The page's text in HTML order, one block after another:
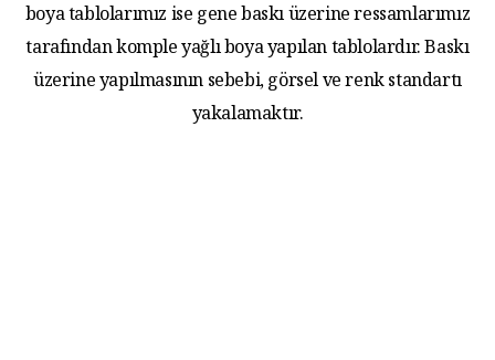
boya tablolarımız ise gene baskı üzerine ressamlarımız
tarafından komple yağlı boya yapılan tablolardır. Baskı
üzerine yapılmasının sebebi, görsel ve renk standartı
yakalamaktır.